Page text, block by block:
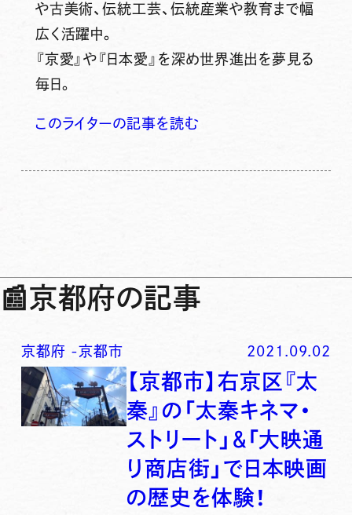
や古美術、伝統工芸、伝統産業や教育まで幅
広く活躍中。
『京愛』や『日本愛』を深め世界進出を夢見る
毎日。
このライターの記事を読む
📰京都府の記事
京都府 -京都市 2021.09.02
【京都市】右京区『太
秦』の「太秦キネマ・
ストリート」＆「大映通
り商店街」で日本映画
の歴史を体験！